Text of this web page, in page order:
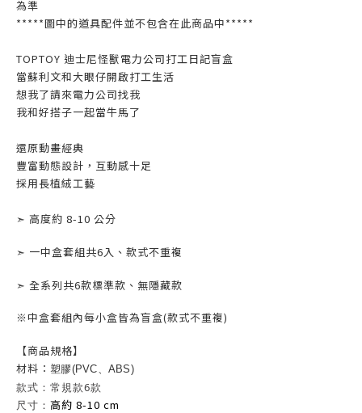
為準
*****圖中的道具配件並不包含在此商品中*****
TOPTOY 迪士尼怪獸電力公司打工日記盲盒
當蘇利文和大眼仔開啟打工生活
想我了請來電力公司找我
我和好搭子一起當牛馬了
還原動畫經典
豐富動態設計，互動感十足
採用長植絨工藝
➣ 高度約 8-10 公分
➣ 一中盒套組共6入、款式不重複
➣ 全系列共6款標準款、無隱藏款
※中盒套組內每小盒皆為盲盒(款式不重複)
【商品規格】
材料： 塑膠(PVC、ABS)
款式：常規款6款
尺寸： 高約 8-10 cm